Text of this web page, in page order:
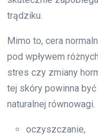
trądziku.
Mimo to, cera
pod wpływem
stres czy zmiany
tej skóry powinna
naturalnej równowagi.
oczyszczanie,